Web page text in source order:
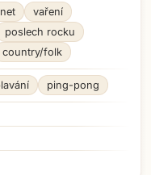
vaření
poslech rocku
country/folk
ping-pong